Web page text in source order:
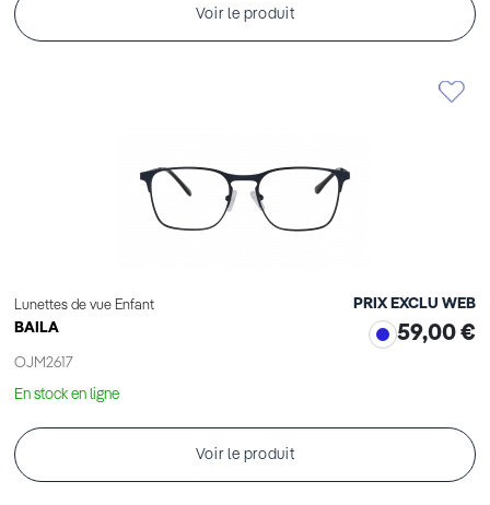
Voir le produit
Lunettes de vue Enfant
BAILA
OJM2617
PRIX EXCLU WEB
59,00 €
En stock en ligne
Voir le produit